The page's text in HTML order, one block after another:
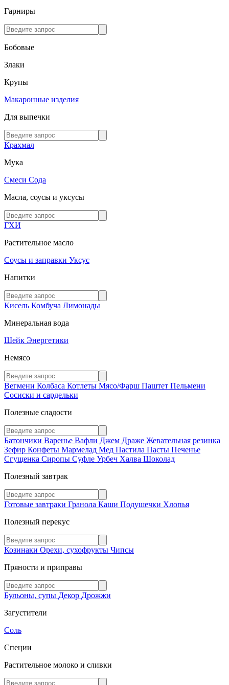
Гарниры
Бобовые
Злаки
Крупы
Макаронные изделия
Для выпечки
Крахмал
Мука
Смеси Сода
Масла, соусы и уксусы
ГХИ
Растительное масло
Соусы и заправки Уксус
Напитки
Кисель Комбуча Лимонады
Минеральная вода
Шейк Энергетики
Немясо
Вегмени Колбаса Котлеты Мясо/Фарш Паштет Пельмени
Сосиски и сардельки
Полезные сладости
Батончики Варенье Вафли Джем Драже Жевательная резинка
Зефир Конфеты Мармелад Мед Пастила Пасты Печенье
Сгущенка Сиропы Суфле Урбеч Халва Шоколад
Полезный завтрак
Готовые завтраки Гранола Каши Подушечки Хлопья
Полезный перекус
Козинаки Орехи, сухофрукты Чипсы
Пряности и приправы
Бульоны, супы Декор Дрожжи
Загустители
Соль
Специи
Растительное молоко и сливки